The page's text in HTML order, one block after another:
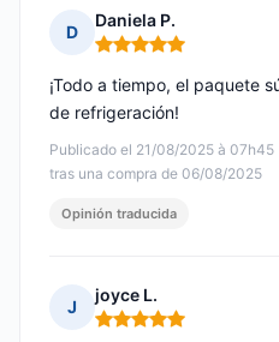
D
Daniela P.
Nota: 5 de 5
Publicado el 21/08/2025 à 07h45
tras una compra de 06/08/2025
¡Todo a tiempo, el paquete
de refrigeración!
Opinión traducida
J
joyce L.
Nota: 5 de 5